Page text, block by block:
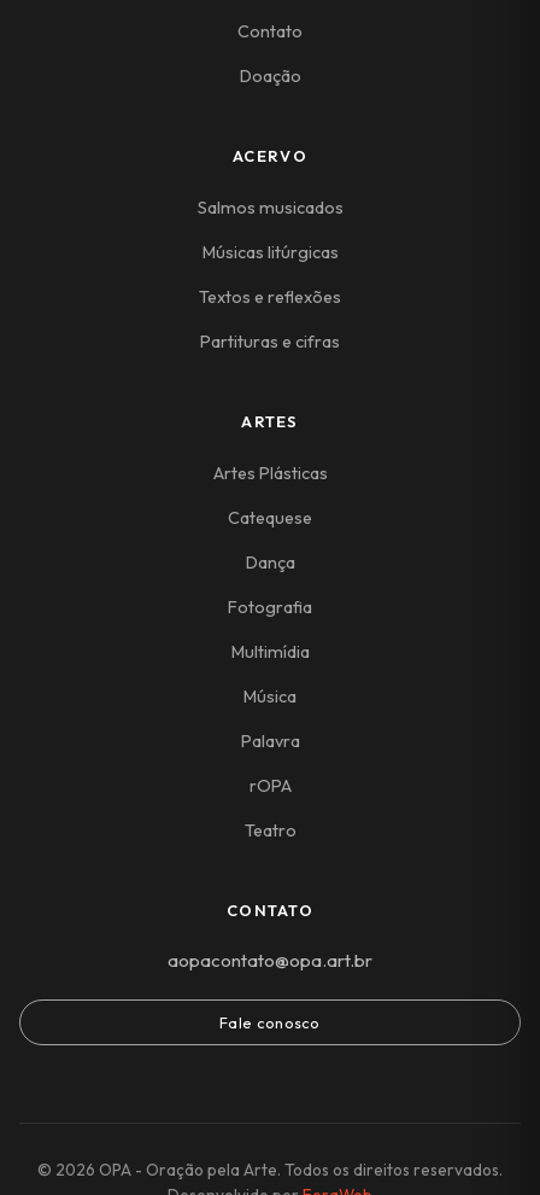
Contato
Doação
ACERVO
Salmos musicados
Músicas litúrgicas
Textos e reflexões
Partituras e cifras
ARTES
Artes Plásticas
Catequese
Dança
Fotografia
Multimídia
Música
Palavra
rOPA
Teatro
CONTATO
aopacontato@opa.art.br
Fale conosco
© 2026 OPA - Oração pela Arte. Todos os direitos reservados.